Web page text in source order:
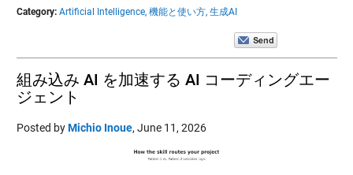
Category: Artificial Intelligence, 機能と使い方, 生成AI
組み込み AI を加速する AI コーディングエー
ジェント
Posted byMichio Inoue, June 11, 2026